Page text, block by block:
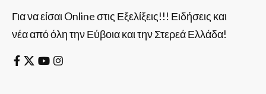
Για να είσαι Online στις Εξελίξεις!!! Ειδήσεις και
νέα από όλη την Εύβοια και την Στερεά Ελλάδα!